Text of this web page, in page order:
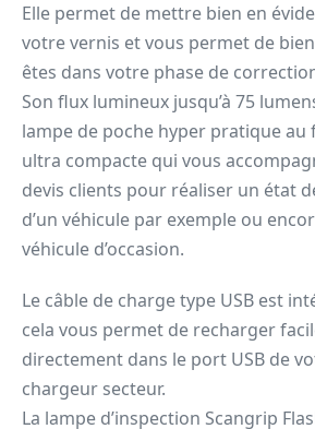
Elle permet de mettre bien en
votre vernis et vous permet de
êtes dans votre phase de
Son flux lumineux jusqu’à 75
lampe de poche hyper pratique
ultra compacte qui vous
devis clients pour réaliser un état
d’un véhicule par exemple ou
véhicule d’occasion.
Le câble de charge type USB est
cela vous permet de recharger
directement dans le port USB de
chargeur secteur.
La lampe d’inspection Scangrip